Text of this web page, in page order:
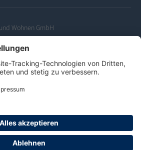
Wohnen GmbH